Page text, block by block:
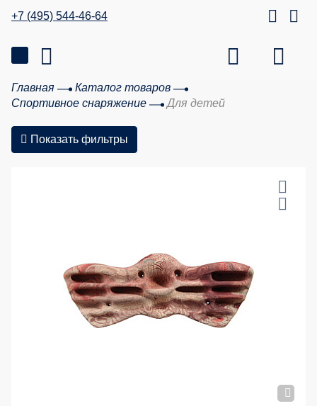
+7 (495) 544-46-64
Главная
Каталог товаров
Спортивное снаряжение
Для детей
Показать фильтры